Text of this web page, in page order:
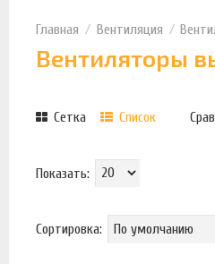
Вентиляция
Вентиляторы
Сетка Список
Показать:
Сортировка: